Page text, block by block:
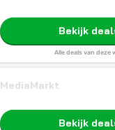
Bekijk
Alle deals van deze
MediaMarkt
Bekijk